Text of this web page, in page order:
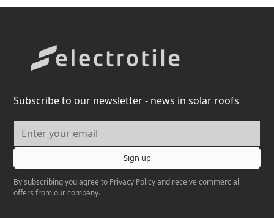
Subscribe to our newsletter - news in solar roofs
By subscribing you agree to Privacy Policyand receive commercial
offers from our company.